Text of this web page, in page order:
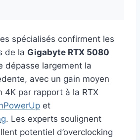
spécialisés confirment les
de la Gigabyte RTX 5080
dépasse largement la
avec un gain moyen
4K par rapport à la RTX
et
. Les experts soulignent
potentiel d’overclocking